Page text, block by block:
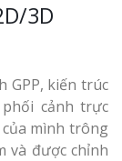
3D
GPP, kiến trúc
cảnh trực
mình trông
và được chỉnh